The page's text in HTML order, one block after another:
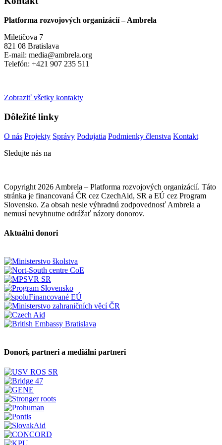
Platforma rozvojových organizácií – Ambrela
Miletičova 7
821 08 Bratislava
E-mail: media@ambrela.org
Telefón: +421 907 235 511
Zobraziť všetky kontakty
Dôležité linky
O nás Projekty Správy Podujatia Podmienky členstva Kontakt
Sledujte nás na
Copyright 2026 Ambrela – Platforma rozvojových organizácií. Táto
stránka je financovaná ČR cez CzechAid, SR a EÚ cez Program
Slovensko. Za obsah nesie výhradnú zodpovednosť Ambrela a
nemusí nevyhnutne odrážať názory donorov.
Aktuálni donori
Donori, partneri a mediálni partneri